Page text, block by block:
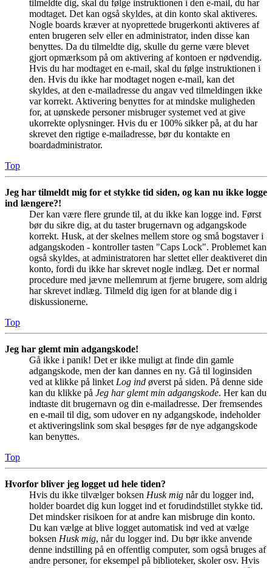
tilmeldte dig, skal du følge instruktionen i den e-mail, du har
modtaget. Det kan også skyldes, at din konto skal aktiveres.
Nogle boards kræver at nyoprettede brugerkonti aktiveres af
enten brugeren selv eller en administrator, inden disse kan
benyttes. Da du tilmeldte dig, skulle du gerne være blevet
gjort opmærksom på om aktivering af kontoen er nødvendig.
Hvis du har modtaget en e-mail, skal du følge instruktionen i
den. Hvis du ikke har modtaget nogen e-mail, kan det
skyldes, at den e-mailadresse du angav ved tilmeldingen ikke
var korrekt. Aktivering benyttes for at mindske muligheden
for, at uønskede personer misbruger systemet ved at give
ukorrekte oplysninger. Hvis du er 100% sikker på, at du har
skrevet den rigtige e-mailadresse, bør du kontakte en
boardadministrator.
Top
Jeg har tilmeldt mig for et stykke tid siden, og kan nu ikke logge
ind længere?!
Der kan være flere grunde til, at du ikke kan logge ind. Først
bør du sikre dig, at du taster brugernavn og adgangskode
korrekt. Husk, at der skelnes mellem store og små bogstaver i
adgangskoden - kontroller tasten "Caps Lock". Problemet kan
også skyldes, at administratoren har slettet eller deaktiveret din
konto, fordi du ikke har skrevet nogle indlæg. Det er normal
procedure med jævne mellemrum at fjerne brugere, som aldrig
har skrevet indlæg. Tilmeld dig igen for at blande dig i
diskussionerne.
Top
Jeg har glemt min adgangskode!
Gå ikke i panik! Det er ikke muligt at finde din gamle
adgangskode, men der kan dannes en ny. Gå til loginsiden
ved at klikke på linket Log ind øverst på siden. På denne side
kan du klikke på Jeg har glemt min adgangskode. Her kan du
indtaste dit brugernavn og din e-mailadresse. Der fremsendes
en e-mail til dig, som udover en ny adgangskode, indeholder
et aktiveringslink som skal besøges før de nye adgangskode
kan benyttes.
Top
Hvorfor bliver jeg logget ud hele tiden?
Hvis du ikke tilvælger boksen Husk mig når du logger ind,
holder boardet dig kun logget ind et forudindstillet stykke tid.
Det mindsker risikoen for at andre kan misbruge din konto.
Du kan vælge at blive logget automatisk ind ved at vælge
boksen Husk mig, når du logger ind. Du bør ikke anvende
denne indstilling på en offentlig computer, som også bruges af
andre personer, for eksempel på biblioteker, skoler osv. Hvis